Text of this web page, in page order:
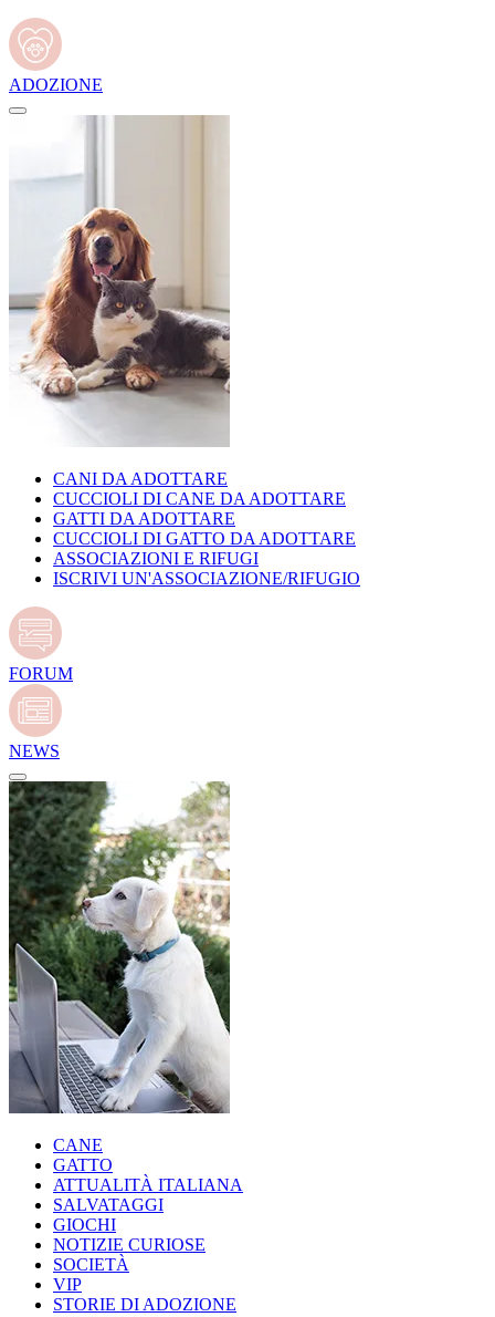
ADOZIONE
CANI DA ADOTTARE
CUCCIOLI DI CANE DA ADOTTARE
GATTI DA ADOTTARE
CUCCIOLI DI GATTO DA ADOTTARE
ASSOCIAZIONI E RIFUGI
ISCRIVI UN'ASSOCIAZIONE/RIFUGIO
FORUM
NEWS
CANE
GATTO
ATTUALITÀ ITALIANA
SALVATAGGI
GIOCHI
NOTIZIE CURIOSE
SOCIETÀ
VIP
STORIE DI ADOZIONE